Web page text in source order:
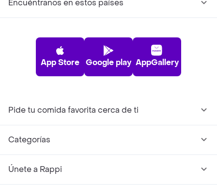
Encuéntranos en estos países
App Store Google play AppGallery
Pide tu comida favorita cerca de ti
Categorías
Únete a Rappi